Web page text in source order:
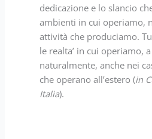
dedicazione e lo slancio
ambienti in cui operiamo,
attività che produciamo.
le realta’ in cui operiamo,
naturalmente, anche nei
che operano all’estero (in
Italia).